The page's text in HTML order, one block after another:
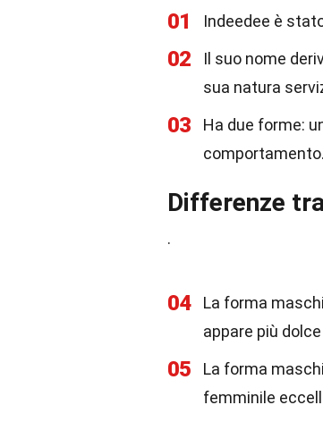
01 Indeedee è
02
Il suo nome
sua natura
03
Ha due forme:
comportamento.
Differenze
.
04
La forma
appare più
05
La forma
femminile